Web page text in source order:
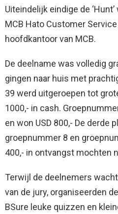
Uiteindelijk eindige de
MCB Hato Customer
hoofdkantoor van MCB.
De deelname was volledig
gingen naar huis met
39 werd uitgeroepen tot
1000,- in cash.
en won USD 800,- De derde
groepnummer 8 en
400,- in ontvangst mochten
Terwijl de deelnemers
van de jury, organiseerden
BSure leuke quizzen en